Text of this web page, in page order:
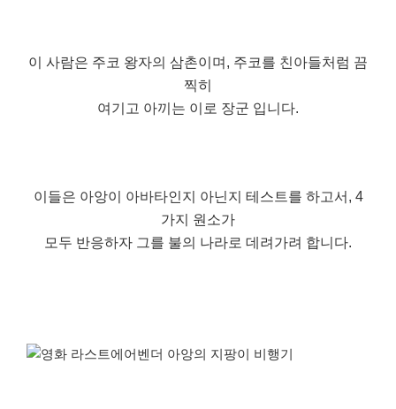
이 사람은 주코 왕자의 삼촌이며, 주코를 친아들처럼 끔
찍히
여기고 아끼는 이로 장군 입니다.
이들은 아앙이 아바타인지 아닌지 테스트를 하고서, 4
가지 원소가
모두 반응하자 그를 불의 나라로 데려가려 합니다.